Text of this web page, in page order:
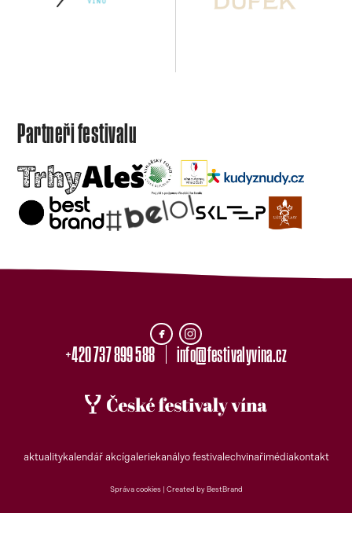
Partneři festivalu
+420 737 899 588 info@festivalyvina.cz
aktualitykalendář akcígaleriekanályo festivalechvinařimédia kontakt
Správa cookies | Created by BestBrand